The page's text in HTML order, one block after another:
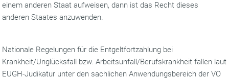
einem anderen Staat aufweisen, dann ist das Recht dieses
anderen Staates anzuwenden.
Nationale Regelungen für die Entgeltfortzahlung bei
Krankheit/Unglücksfall bzw. Arbeitsunfall/Berufskrankheit fallen laut
EUGH-Judikatur unter den sachlichen Anwendungsbereich der VO